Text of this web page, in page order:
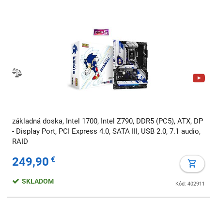
základná doska, Intel 1700, Intel Z790, DDR5 (PC5), ATX, DP
- Display Port, PCI Express 4.0, SATA III, USB 2.0, 7.1 audio,
RAID
249,90 €
Kód: 402911
SKLADOM